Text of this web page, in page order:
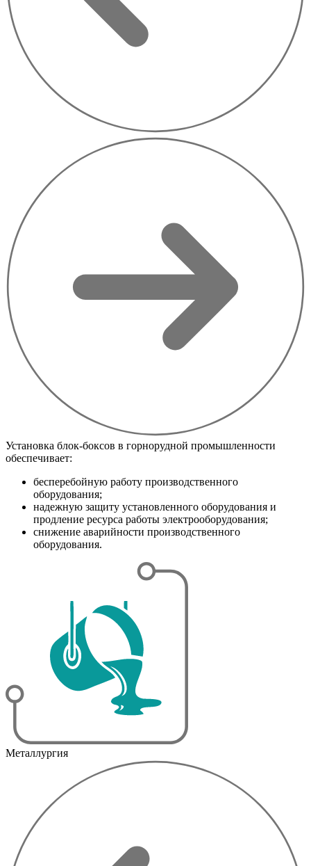
Установка блок-боксов в горнорудной промышленности
обеспечивает:
бесперебойную работу производственного
оборудования;
надежную защиту установленного оборудования и
продление ресурса работы электрооборудования;
снижение аварийности производственного
оборудования.
Металлургия